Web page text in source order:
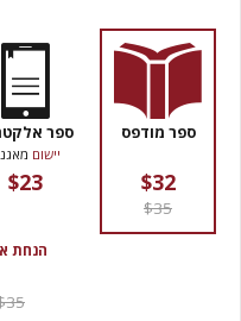
ספר מודפס
$32
$35
ספר
יישום
$23
הנחת